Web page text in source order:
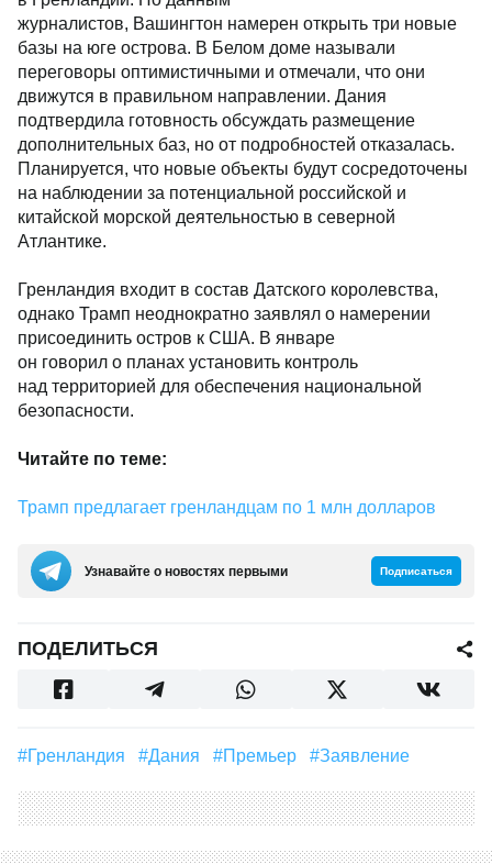
журналистов, Вашингтон намерен открыть три новые
базы на юге острова. В Белом доме называли
переговоры оптимистичными и отмечали, что они
движутся в правильном направлении. Дания
подтвердила готовность обсуждать размещение
дополнительных баз, но от подробностей отказалась.
Планируется, что новые объекты будут сосредоточены
на наблюдении за потенциальной российской и
китайской морской деятельностью в северной
Атлантике.
Гренландия входит в состав Датского королевства,
однако Трамп неоднократно заявлял о намерении
присоединить остров к США. В январе
он говорил о планах установить контроль
над территорией для обеспечения национальной
безопасности.
Читайте по теме:
Трамп предлагает гренландцам по 1 млн долларов
Узнавайте о новостях первыми Подписаться
ПОДЕЛИТЬСЯ
#Гренландия #Дания #Премьер #заявление